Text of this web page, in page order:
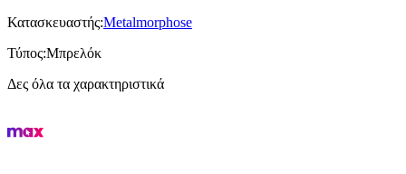
Κατασκευαστής:Metalmorphose
Τύπος:Μπρελόκ
Δες όλα τα χαρακτηριστικά